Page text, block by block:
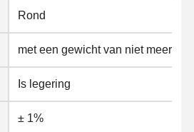
Rond
met een gewicht van niet meer
Is legering
± 1%